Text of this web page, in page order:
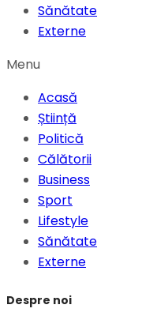
Sănătate
Externe
Menu
Acasă
Știință
Politică
Călătorii
Business
Sport
Lifestyle
Sănătate
Externe
Despre noi